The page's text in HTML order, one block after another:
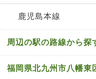
鹿児島本線
周辺の駅の路線から探
福岡県北九州市八幡東